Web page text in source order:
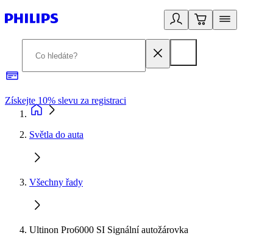
Získejte 10% slevu za registraci
Světla do auta
Všechny řady
Ultinon Pro6000 SI Signální autožárovka